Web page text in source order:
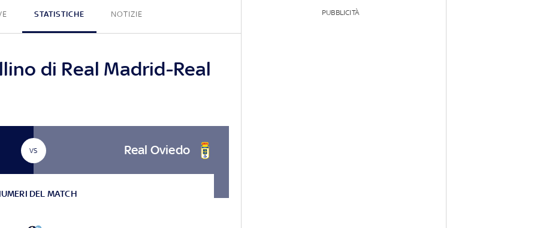
STATISTICHE NOTIZIE
di Real Madrid-Real
VS Real Oviedo
DEL MATCH
PUBBLICITÀ